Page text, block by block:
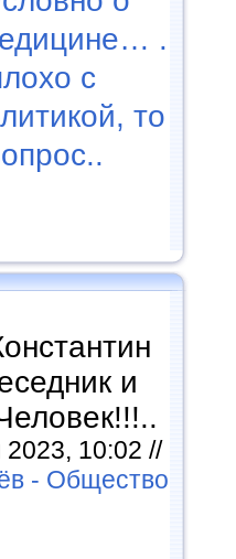
.
с
то
и
10:02 //
- Общество